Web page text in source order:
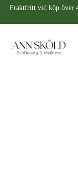
Fraktfritt vid köp över